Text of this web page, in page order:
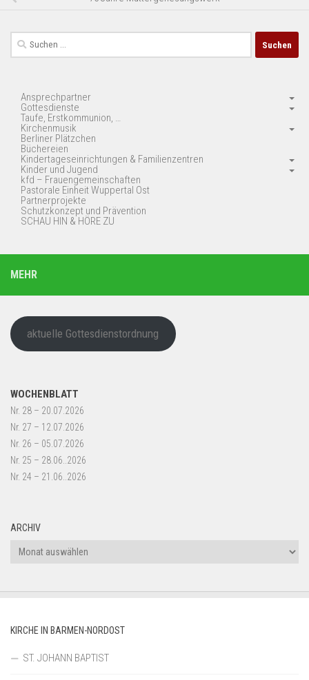
Suchen
nach:
Ansprechpartner
Gottesdienste
Taufe, Erstkommunion, …
Kirchenmusik
Berliner Plätzchen
Büchereien
Kindertageseinrichtungen & Familienzentren
Kinder und Jugend
kfd – Frauengemeinschaften
Pastorale Einheit Wuppertal Ost
Partnerprojekte
Schutzkonzept und Prävention
SCHAU HIN & HÖRE ZU
MEHR
aktuelle Gottesdienstordnung
WOCHENBLATT
Nr. 28 – 20.07.2026
Nr. 27 – 12.07.2026
Nr. 26 – 05.07.2026
Nr. 25 – 28.06..2026
Nr. 24 – 21.06..2026
ARCHIV
Archiv
KIRCHE IN BARMEN-NORDOST
ST. JOHANN BAPTIST